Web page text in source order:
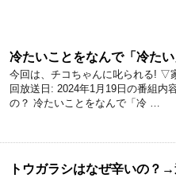
冷たいことをなんで「冷た
今回は、チコちゃんに叱られる!
回放送日: 2024年1月19日の番組内
の？ 冷たいことをなんで「冷 …
トウガラシはなぜ辛いの？